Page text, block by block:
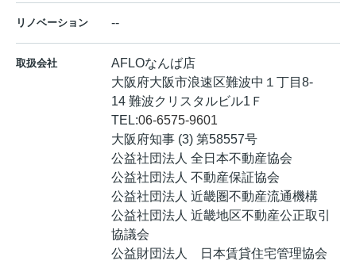
リノベーション --
取扱会社
AFLOなんば店
大阪府大阪市浪速区難波中１丁目8-
14 難波クリスタルビル1Ｆ
TEL:06-6575-9601
大阪府知事 (3) 第58557号
公益社団法人 全日本不動産協会
公益社団法人 不動産保証協会
公益社団法人 近畿圏不動産流通機構
公益社団法人 近畿地区不動産公正取引
協議会
公益財団法人 日本賃貸住宅管理協会